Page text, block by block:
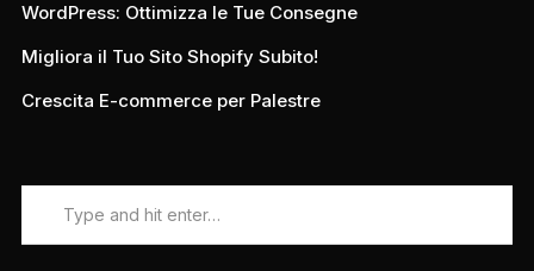
WordPress: Ottimizza le Tue Consegne
Migliora il Tuo Sito Shopify Subito!
Crescita E-commerce per Palestre